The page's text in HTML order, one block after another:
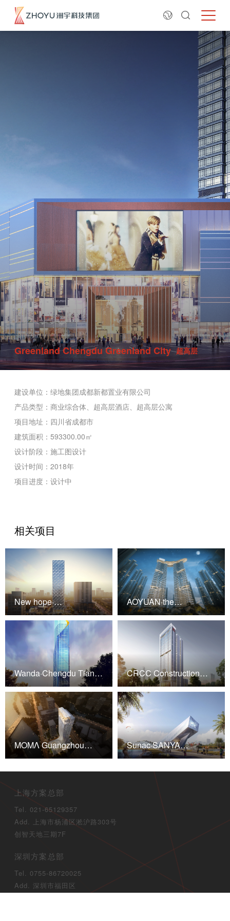
Greenland Chengdu Greenland City 超高层
建设单位：绿地集团成都新都置业有限公司
产品类型：商业综合体、超高层酒店、超高层公寓
项目地址：四川省成都市
建筑面积：593300.00㎡
设计阶段：施工图设计
设计时间：2018年
项目进度：设计中
相关项目
New hope·
Headquarters
OfficeSuper high rise
Zhongding international
phase II
AOYUAN·the
residengce class
Wanda·Chengdu Tianfu
No. 1
CRCC Construction
Group Super High-rise
ΜΟΜΛ Guangzhou
Huangpu Financial City
Super High-rise
Sunac·SANYA
INTERNATIONAL ICE
AND SNOW MALL
上海方案总部
Tel. 021-65129357
Add. 上海市杨浦区淞沪路303号
创智天地三期7F
深圳方案总部
Tel. 0755-86720025
Add. 深圳市福田区